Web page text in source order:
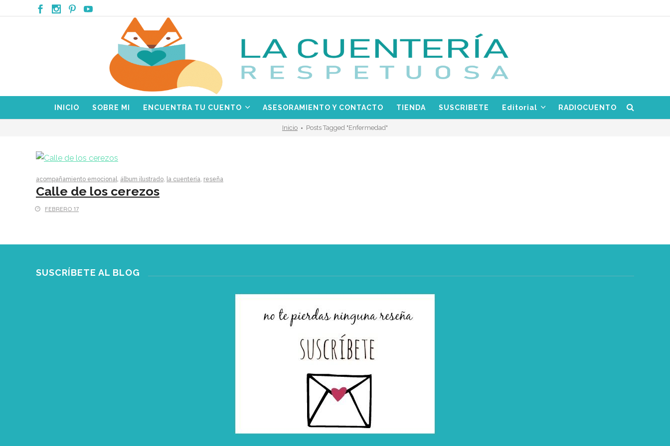
INICIO SOBRE MI ENCUENTRA TU CUENTO ASESORAMIENTO Y CONTACTO TIENDA SUSCRIBETE Editorial RADIOCUENTO
Inicio Posts Tagged "enfermedad"
acompañamiento emocional, álbum ilustrado, la cuentería, reseña
Calle de los cerezos
FEBRERO 17
SUSCRÍBETE AL BLOG